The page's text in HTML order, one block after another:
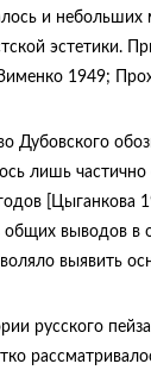
и
эстетики.
1949;
Дубовского
лишь
[Цыганкова
выводов
выявить
русского